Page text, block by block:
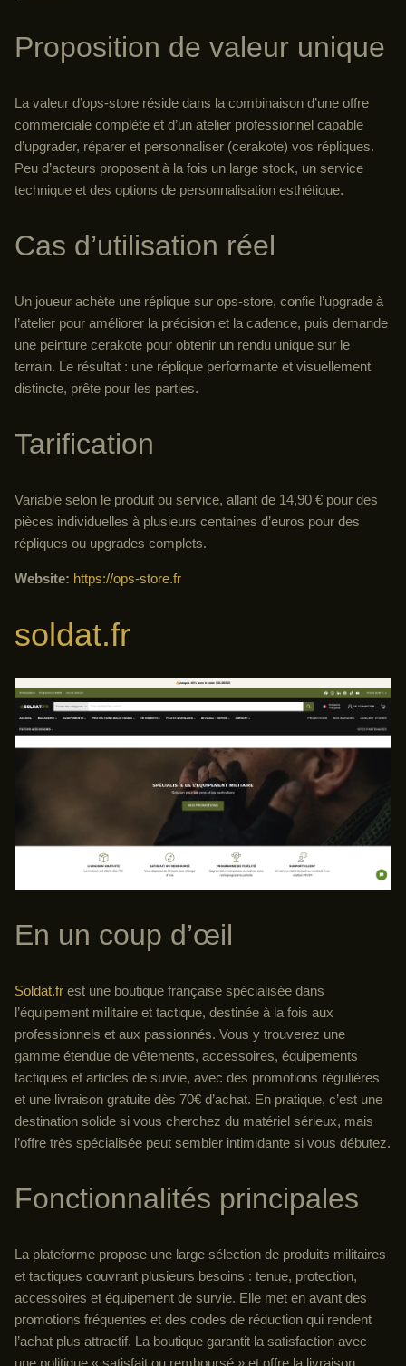
Proposition de valeur unique
La valeur d’ops-store réside dans la combinaison d’une offre
commerciale complète et d’un atelier professionnel capable
d’upgrader, réparer et personnaliser (cerakote) vos répliques.
Peu d’acteurs proposent à la fois un large stock, un service
technique et des options de personnalisation esthétique.
Cas d’utilisation réel
Un joueur achète une réplique sur ops-store, confie l’upgrade à
l’atelier pour améliorer la précision et la cadence, puis demande
une peinture cerakote pour obtenir un rendu unique sur le
terrain. Le résultat : une réplique performante et visuellement
distincte, prête pour les parties.
Tarification
Variable selon le produit ou service, allant de 14,90 € pour des
pièces individuelles à plusieurs centaines d’euros pour des
répliques ou upgrades complets.
Website: https://ops-store.fr
soldat.fr
En un coup d’œil
Soldat.fr est une boutique française spécialisée dans
l’équipement militaire et tactique, destinée à la fois aux
professionnels et aux passionnés. Vous y trouverez une
gamme étendue de vêtements, accessoires, équipements
tactiques et articles de survie, avec des promotions régulières
et une livraison gratuite dès 70€ d’achat. En pratique, c’est une
destination solide si vous cherchez du matériel sérieux, mais
l’offre très spécialisée peut sembler intimidante si vous débutez.
Fonctionnalités principales
La plateforme propose une large sélection de produits militaires
et tactiques couvrant plusieurs besoins : tenue, protection,
accessoires et équipement de survie. Elle met en avant des
promotions fréquentes et des codes de réduction qui rendent
l’achat plus attractif. La boutique garantit la satisfaction avec